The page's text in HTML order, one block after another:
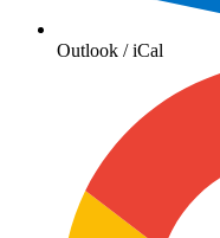
Outlook / iCal